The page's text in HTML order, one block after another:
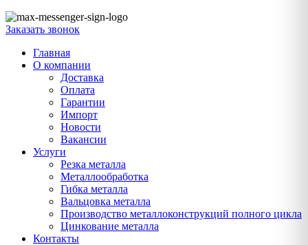
Заказать звонок
Главная
О компании
Доставка
Оплата
Гарантии
Импорт
Новости
Вакансии
Услуги
Резка металла
Металлообработка
Гибка металла
Вальцовка металла
Производство металлоконструкций полного цикла
Цинкование металла
Контакты